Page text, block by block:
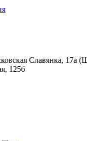
Славянка, 17а
125б